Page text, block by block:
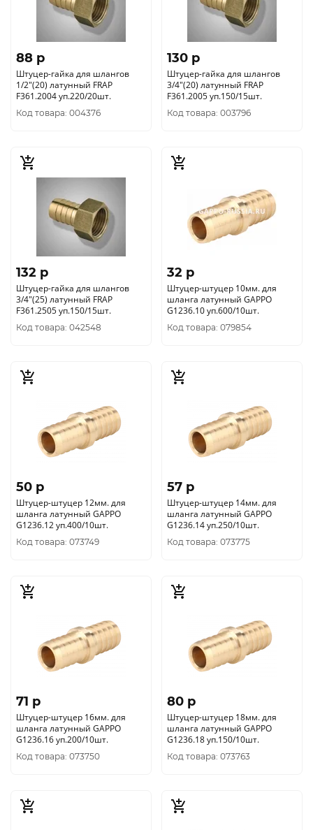
88 p
Штуцер-гайка для шлангов
1/2"(20) латунный FRAP
F361.2004 уп.220/20шт.
Код товара: 004376
130 p
Штуцер-гайка для шлангов
3/4"(20) латунный FRAP
F361.2005 уп.150/15шт.
Код товара: 003796
132 p
Штуцер-гайка для шлангов
3/4"(25) латунный FRAP
F361.2505 уп.150/15шт.
Код товара: 042548
32 p
Штуцер-штуцер 10мм. для
шланга латунный GAPPO
G1236.10 уп.600/10шт.
Код товара: 079854
50 p
Штуцер-штуцер 12мм. для
шланга латунный GAPPO
G1236.12 уп.400/10шт.
Код товара: 073749
57 p
Штуцер-штуцер 14мм. для
шланга латунный GAPPO
G1236.14 уп.250/10шт.
Код товара: 073775
71 p
Штуцер-штуцер 16мм. для
шланга латунный GAPPO
G1236.16 уп.200/10шт.
Код товара: 073750
80 p
Штуцер-штуцер 18мм. для
шланга латунный GAPPO
G1236.18 уп.150/10шт.
Код товара: 073763